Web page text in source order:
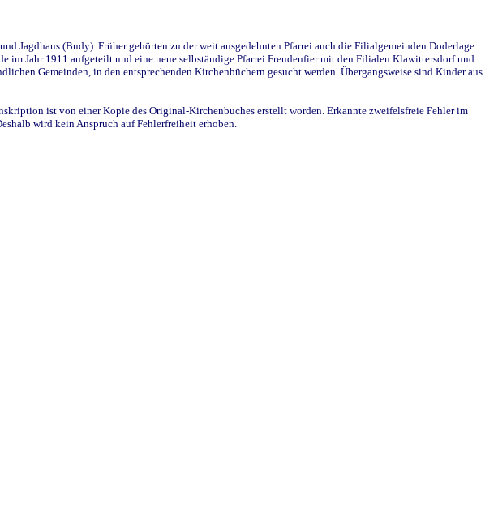
Jagdhaus (Budy). Früher gehörten zu der weit ausgedehnten Pfarrei auch die Filialgemeinden Doderlage
Jahr 1911 aufgeteilt und eine neue selbständige Pfarrei Freudenfier mit den Filialen Klawittersdorf und
Gemeinden, in den entsprechenden Kirchenbüchern gesucht werden. Übergangsweise sind Kinder aus
ist von einer Kopie des Original-Kirchenbuches erstellt worden. Erkannte zweifelsfreie Fehler im
wird kein Anspruch auf Fehlerfreiheit erhoben.